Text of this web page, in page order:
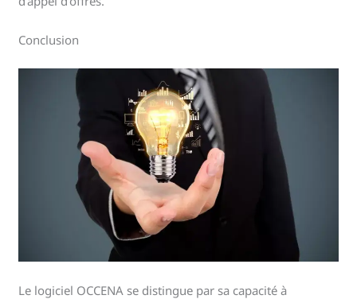
Conclusion
Le logiciel OCCENA se distingue par sa capacité à